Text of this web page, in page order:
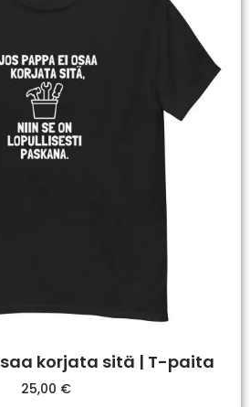
korjata sitä | T-paita
25,00 €